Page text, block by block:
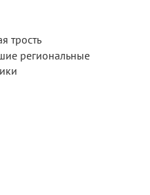
трость
региональные